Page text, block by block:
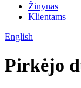
Žinynas
Klientams
English
Pirkėjo